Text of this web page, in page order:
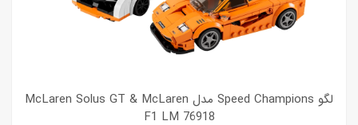
لگو Speed Champions مدل McLaren Solus GT & McLaren
F1 LM 76918